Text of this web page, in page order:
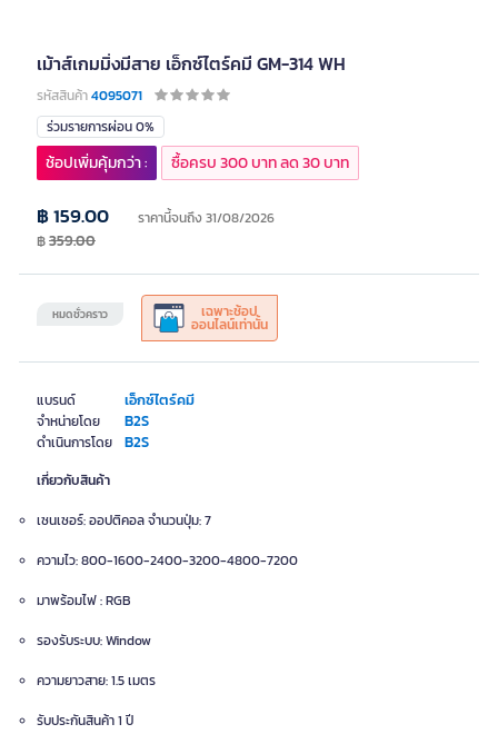
เม้าส์เกมมิ่งมีสาย เอ็กซ์ไตร์คมี GM-314 WH
รหัสสินค้า4095071
แบรนด์ เอ็กซ์ไตร์คมี
จำหน่ายโดย B2S
ดำเนินการโดย B2S
ร่วมรายการผ่อน 0%
หมดชั่วคราว เฉพาะช้อป
ออนไลน์เท่านั้น
฿ 159.00 ราคานี้จนถึง 31/08/2026
฿359.00
ช้อปเพิ่มคุ้มกว่า : ซื้อครบ 300 บาท ลด 30 บาท
เกี่ยวกับสินค้า
เซนเซอร์: ออปติคอล จำนวนปุ่ม: 7
ความไว: 800-1600-2400-3200-4800-7200
มาพร้อมไฟ : RGB
รองรับระบบ: Window
ความยาวสาย: 1.5 เมตร
รับประกันสินค้า 1 ปี